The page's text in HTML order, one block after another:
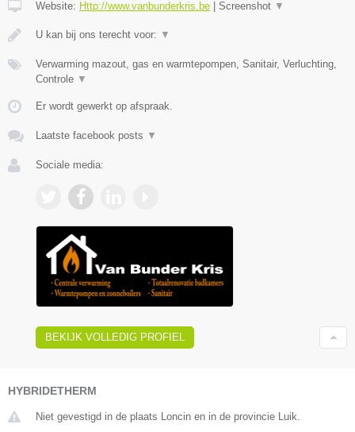
Website: Http://www.vanbunderkris.be Screenshot ▼
U kan bij ons terecht voor: ▼
Verwarming mazout, gas en warmtepompen, Sanitair, Verluchting,
Controle ▼
Er wordt gewerkt op afspraak.
Laatste facebook posts ▼
Sociale media:
BEKIJK VOLLEDIG PROFIEL
HYBRIDETHERM
Niet gevestigd in de plaats Loncin en in de provincie Luik.